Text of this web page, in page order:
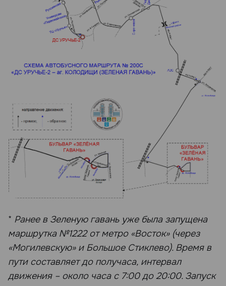
* Ранее в Зеленую гавань уже была запущена
маршрутка №1222 от метро «Восток» (через
«Могилевскую» и Большое Стиклево). Время в
пути составляет до получаса, интервал
движения – около часа с 7:00 до 20:00. Запуск